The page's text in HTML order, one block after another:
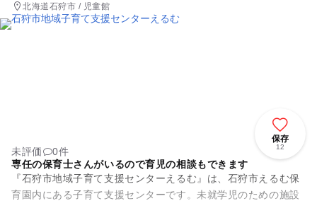
北海道石狩市 / 児童館
保存
12
未評価
0件
専任の保育士さんがいるので育児の相談もできます
『石狩市地域子育て支援センターえるむ』は、石狩市えるむ保
育園内にある子育て支援センターです。未就学児のための施設